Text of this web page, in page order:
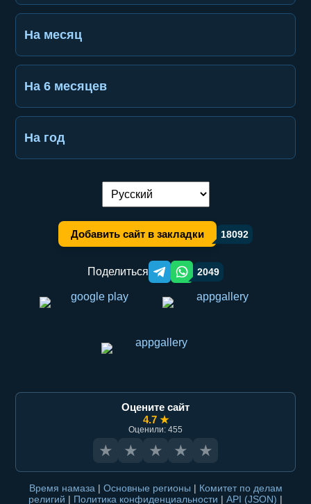
На месяц
На 6 месяцев
На год
Переключение языка:
Добавить сайт в закладки 18092
Поделиться Telegram orqali ulashish
WhatsApp orqali ulashish
2049
Оцените сайт
4.7 ★
Оценили: 455
★ ★ ★ ★ ★
Время намаза | Основные регионы | Комитет по делам
религий | Политика конфиденциальности | API (JSON) |